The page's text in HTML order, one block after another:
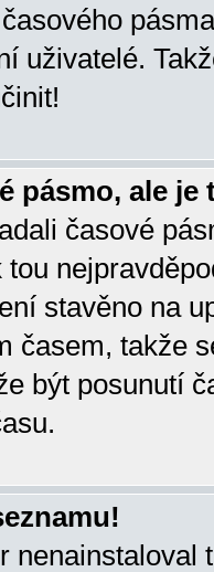
uživatelé.
pásmo, ale je
časové
stavěno na
časem, takže
být posunutí
nenainstaloval